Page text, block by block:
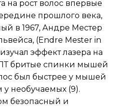
на рост волос впервые
прошлого века,
в 1967, Андре Местер
(Endre Mester in
эффект лазера на
бритые спинки мышей
был быстрее у мышей
необучаемых (9).
безопасный и